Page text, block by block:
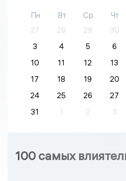
Пн Вт Ср Чт
27
28 29 30
3
4 5 6
10
11 12 13
17
18 19 20
24
25 26 27
31
1 2 3
100 самых